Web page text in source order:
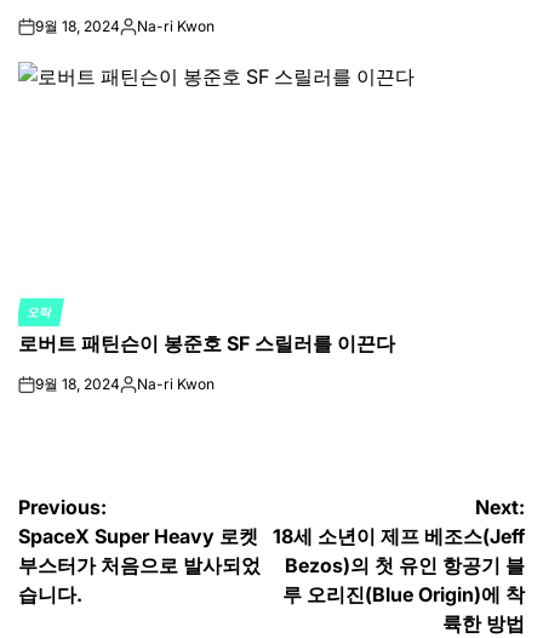
on9월 18, 2024Posted
Na-ri Kwon
POSTED
IN
오락
로버트 패틴슨이 봉준호 SF 스릴러를 이끈다
on9월 18, 2024Posted
Na-ri Kwon
글
탐
색
Previous:
SpaceX Super Heavy 로켓
부스터가 처음으로 발사되었
습니다.
Next:
18세 소년이 제프 베조스(Jeff
Bezos)의 첫 유인 항공기 블
루 오리진(Blue Origin)에 착
륙한 방법